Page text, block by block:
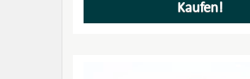
Kaufen!